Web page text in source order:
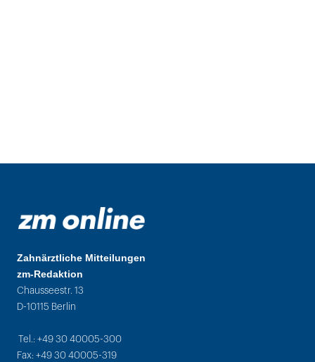
Zahnärztliche Mitteilungen
zm-Redaktion
Chausseestr. 13
D-10115 Berlin
Tel.: +49 30 40005-300
Fax: +49 30 40005-319